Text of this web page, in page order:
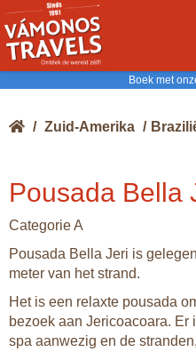
Boek met
/ Zuid-Amerika /
Pousada Bella
Categorie A
Pousada Bella Jeri is
meter van het strand.
Het is een relaxte pousada
bezoek aan Jericoacoara. Er
spa aanwezig en de